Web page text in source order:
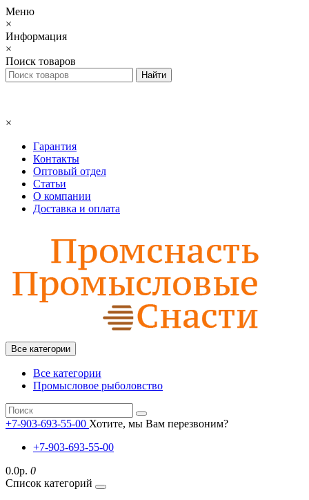
Меню
×
Информация
×
Поиск товаров
×
Гарантия
Контакты
Оптовый отдел
Статьи
О компании
Доставка и оплата
Все категории
Все категории
Промысловое рыболовство
+7-903-693-55-00 Хотите, мы Вам перезвоним?
+7-903-693-55-00
0.0р. 0
Список категорий